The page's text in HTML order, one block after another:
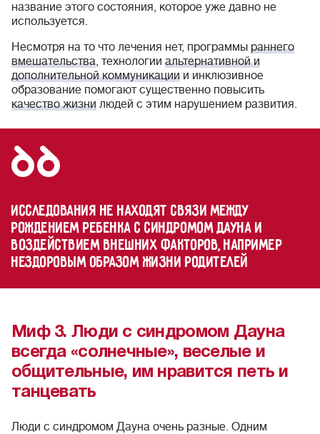
название этого состояния, которое уже давно не
используется.
Несмотря на то что лечения нет, программы раннего
вмешательства, технологии альтернативной и
дополнительной коммуникации и инклюзивное
образование помогают существенно повысить
качество жизни людей с этим нарушением развития.
Исследования не находят связи между
рождением ребенка с синдромом Дауна и
воздействием внешних факторов, например
нездоровым образом жизни родителей
Миф 3. Люди с синдромом Дауна
всегда «солнечные», веселые и
общительные, им нравится петь и
танцевать
Люди с синдромом Дауна очень разные. Одним